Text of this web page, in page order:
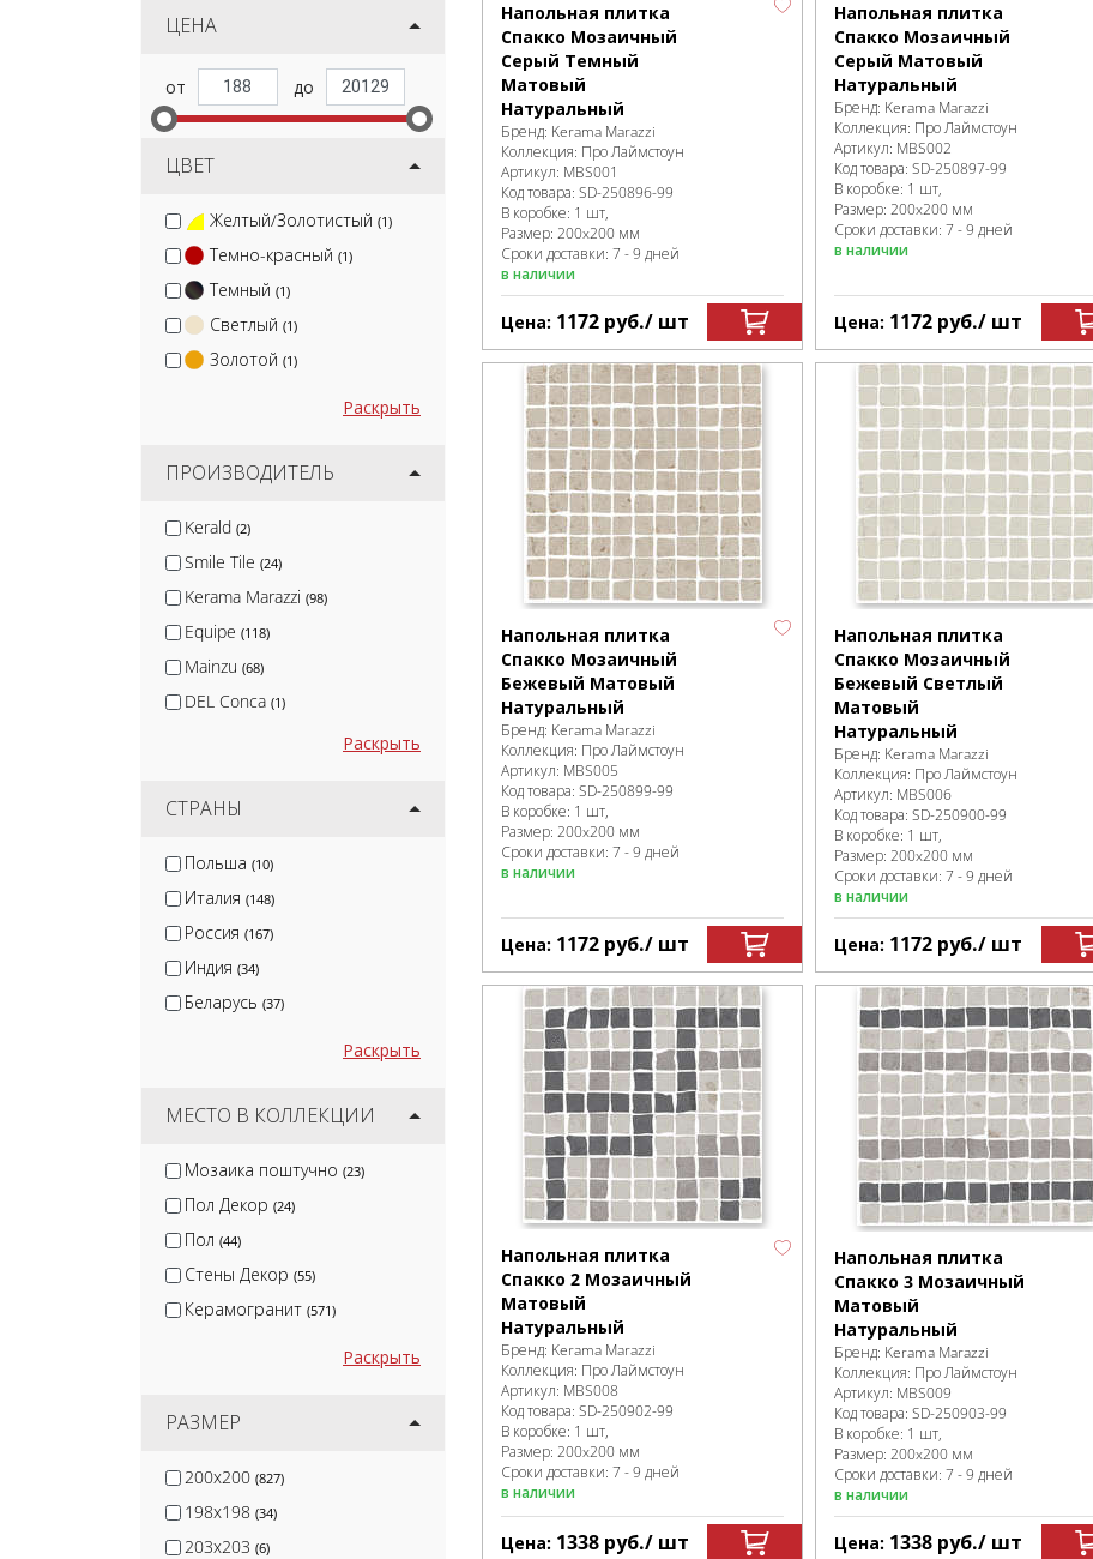
ЦЕНА
ЦВЕТ
Желтый/Золотистый (1)
Темно-красный (1)
Темный (1)
Светлый (1)
Золотой (1)
Раскрыть
ПРОИЗВОДИТЕЛЬ
Kerald (2)
Smile Tile (24)
Kerama Marazzi (98)
Equipe (118)
Mainzu (68)
DEL Conca (1)
Paradyz
Sant Agostino
DUNE (5)
Раскрыть
СТРАНЫ
Польша (10)
Италия (148)
Россия (167)
Индия (34)
Беларусь (37)
Раскрыть
МЕСТО В КОЛЛЕКЦИИ
Мозаика поштучно (23)
Пол Декор (24)
Пол (44)
Стены Декор (55)
Керамогранит (571)
Раскрыть
РАЗМЕР
200x200 (827)
198x198 (34)
203x203 (6)
Напольная плитка
Спакко Мозаичный
Серый Темный
Матовый
Натуральный
Бренд: Kerama Marazzi
Коллекция: Про Лаймстоун
Артикул: MBS001
Код товара: SD-250896-99
В коробке: 1 шт,
Размер: 200x200 мм
Сроки доставки: 7 - 9 дней
в наличии
Цена: 1172 руб./ шт
Напольная плитка
Спакко Мозаичный
Серый Матовый
Натуральный
Бренд: Kerama Marazzi
Коллекция: Про Лаймстоун
Артикул: MBS002
Код товара:SD-250897-99
В коробке: 1 шт,
Размер:200x200 мм
Сроки доставки: 7 - 9 дней
в наличии
Цена: 1172 руб./ шт
Напольная плитка
Спакко Мозаичный
Бежевый Матовый
Натуральный
Бренд: Kerama Marazzi
Коллекция: Про Лаймстоун
Артикул: MBS005
Код товара: SD-250899-99
В коробке: 1 шт,
Размер: 200x200 мм
Сроки доставки: 7 - 9 дней
в наличии
Цена: 1172 руб./ шт
Напольная плитка
Спакко Мозаичный
Бежевый Светлый
Матовый
Натуральный
Бренд: Kerama Marazzi
Коллекция: Про Лаймстоун
Артикул: MBS006
Код товара:SD-250900-99
В коробке: 1 шт,
Размер:200x200 мм
Сроки доставки: 7 - 9 дней
в наличии
Цена: 1172 руб./ шт
Напольная плитка
Спакко 2 Мозаичный
Матовый
Натуральный
Бренд: Kerama Marazzi
Коллекция: Про Лаймстоун
Артикул: MBS008
Код товара: SD-250902-99
В коробке: 1 шт,
Размер: 200x200 мм
Сроки доставки: 7 - 9 дней
в наличии
Цена: 1338 руб./ шт
Напольная плитка
Спакко 3 Мозаичный
Матовый
Натуральный
Бренд: Kerama Marazzi
Коллекция: Про Лаймстоун
Артикул: MBS009
Код товара:SD-250903-99
В коробке: 1 шт,
Размер:200x200 мм
Сроки доставки: 7 - 9 дней
в наличии
Цена: 1338 руб./ шт